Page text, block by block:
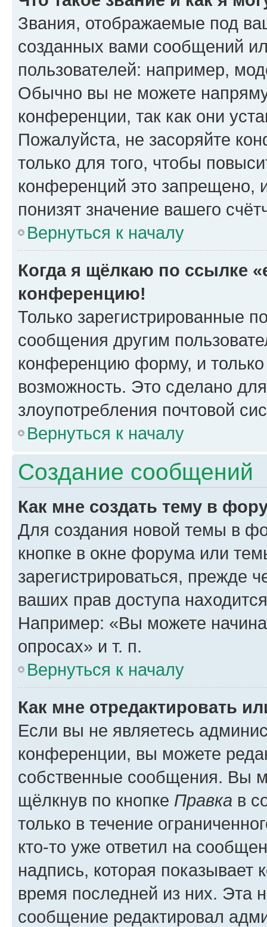
Звания, отображаемые под
созданных вами сообщений
пользователей: например,
Обычно вы не можете
конференции, так как они
Пожалуйста, не засоряйте
только для того, чтобы
конференций это запрещено,
понизят значение вашего
Вернуться к началу
Когда я щёлкаю по ссылке
конференцию!
Только зарегистрированные
сообщения другим
конференцию форму, и
возможность. Это сделано
злоупотребления почтовой
Вернуться к началу
Создание сообщений
Как мне создать тему в
Для создания новой темы в
кнопке в окне форума или
зарегистрироваться, прежде
ваших прав доступа
Например: «Вы можете
опросах» и т. п.
Вернуться к началу
Как мне отредактировать
Если вы не являетесь
конференции, вы можете
собственные сообщения. Вы
щёлкнув по кнопке Правка в
только в течение
кто-то уже ответил на
надпись, которая показывает
время последней из них. Эта
сообщение редактировал